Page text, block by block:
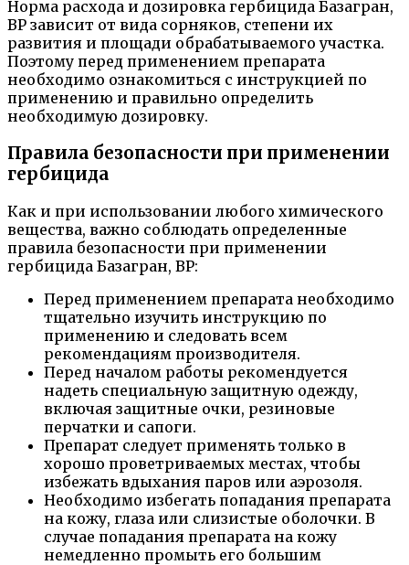
Норма расхода и дозировка гербицида Базагран,
ВР зависит от вида сорняков, степени их
развития и площади обрабатываемого участка.
Поэтому перед применением препарата
необходимо ознакомиться с инструкцией по
применению и правильно определить
необходимую дозировку.
Правила безопасности при применении
гербицида
Как и при использовании любого химического
вещества, важно соблюдать определенные
правила безопасности при применении
гербицида Базагран, ВР:
Перед применением препарата необходимо
тщательно изучить инструкцию по
применению и следовать всем
рекомендациям производителя.
Перед началом работы рекомендуется
надеть специальную защитную одежду,
включая защитные очки, резиновые
перчатки и сапоги.
Препарат следует применять только в
хорошо проветриваемых местах, чтобы
избежать вдыхания паров или аэрозоля.
Необходимо избегать попадания препарата
на кожу, глаза или слизистые оболочки. В
случае попадания препарата на кожу
немедленно промыть его большим